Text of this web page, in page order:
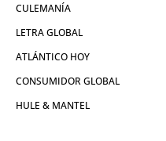
CULEMANÍA
LETRA GLOBAL
ATLÁNTICO HOY
CONSUMIDOR GLOBAL
HULE & MANTEL